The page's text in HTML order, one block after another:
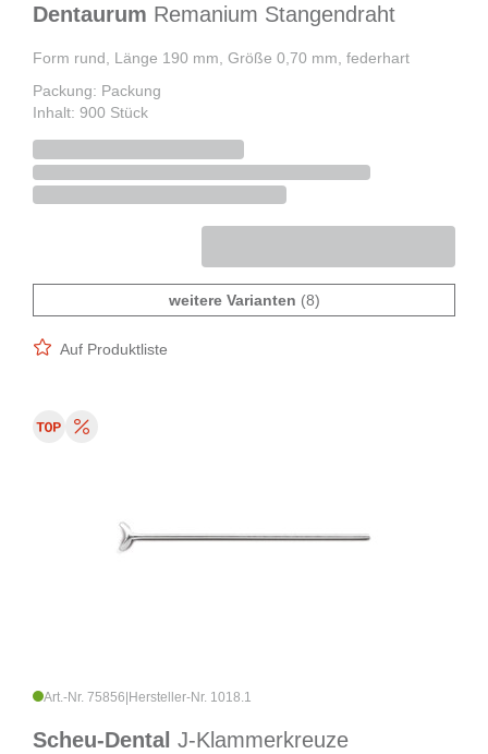
Dentaurum Remanium Stangendraht
Form rund, Länge 190 mm, Größe 0,70 mm, federhart
Packung: Packung
Inhalt: 900 Stück
weitere Varianten (8)
Auf Produktliste
Art.-Nr. 75856 Hersteller-Nr. 1018.1
Scheu-Dental J-Klammerkreuze